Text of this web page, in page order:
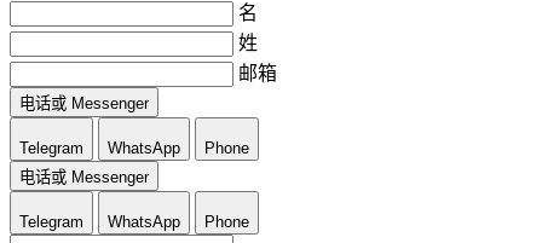
名
姓
邮箱
电话或 Messenger
Telegram WhatsApp
Phone
电话或 Messenger
Telegram WhatsApp Phone